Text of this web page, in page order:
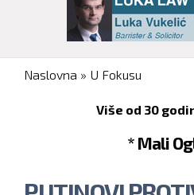
You are here
Naslovna » U Fokusu
Više od 30
* Mali